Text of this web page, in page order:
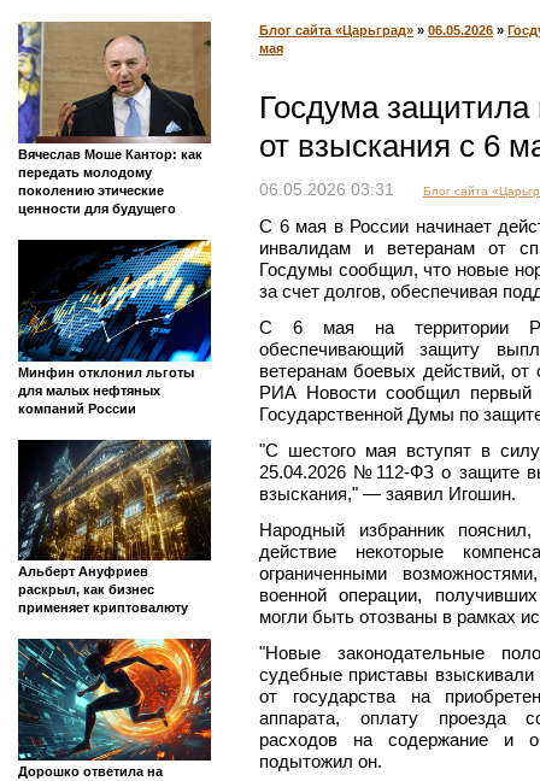
Вячеслав Моше Кантор: как
передать молодому
поколению этические
ценности для будущего
Минфин отклонил льготы
для малых нефтяных
компаний России
Альберт Ануфриев
раскрыл, как бизнес
применяет криптовалюту
Дорошко ответила на
Блог сайта «Царьград» » 06.05.2026 »
мая
Госдума
от взыскания с 6
06.05.2026 03:31 Блог сайта
С 6 мая в России начинает
инвалидам и ветеранам от
Госдумы сообщил, что новые
за счет долгов, обеспечивая
С 6 мая на территории
обеспечивающий защиту
ветеранам боевых действий, от
РИА Новости сообщил первый
Государственной Думы по
"С шестого мая вступят в
25.04.2026 №112-ФЗ о защите
взыскания," — заявил Игошин.
Народный избранник
действие некоторые
ограниченными
военной операции,
могли быть отозваны в рамках
"Новые законодательные
судебные приставы
от государства на
аппарата, оплату проезда
расходов на содержание и
подытожил он.